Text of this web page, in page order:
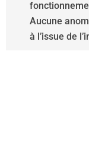
Aucune
à l’issue de